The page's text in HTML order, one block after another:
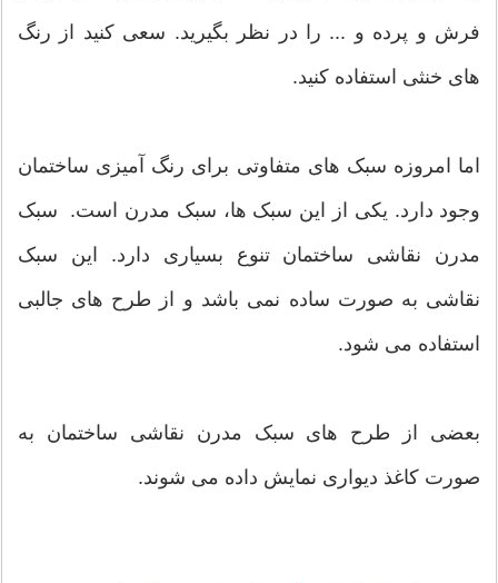
فرش و پرده و ... را در نظر بگیرید. سعی کنید از رنگ
های خنثی استفاده کنید.
اما امروزه سبک های متفاوتی برای رنگ آمیزی ساختمان
وجود دارد. یکی از این سبک ها، سبک مدرن است. سبک
مدرن نقاشی ساختمان تنوع بسیاری دارد. این سبک
نقاشی به صورت ساده نمی باشد و از طرح های جالبی
استفاده می شود.
بعضی از طرح های سبک مدرن نقاشی ساختمان به
صورت کاغذ دیواری نمایش داده می شوند.